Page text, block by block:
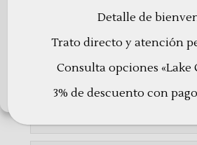
RECHAZAR
Política de cookiesPolítica de
VIVE LA TRADICION:FIN DE
SEMANA DE PASTOREO EN
próximas fechas
ESCAPADA MAGICA EN SAN
JUAN CON LAS FALLAS DE
Detalle de
Trato directo y atención
Consulta opciones «Lake
3% de descuento con